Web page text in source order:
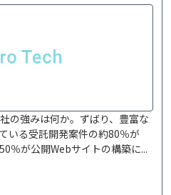
の強みは何か。ずばり、豊富な
いる受託開発案件の約80％が
％が公開Webサイトの構築に...